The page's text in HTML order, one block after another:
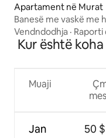
Apartament në Murat
Banesë me vaskë me
Muratit
Vendndodhja · Raporti
Kur është
Muaji
Jan 50